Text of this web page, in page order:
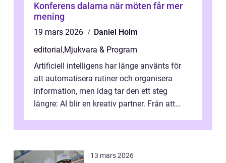
Konferens dalarna när möten får mer
mening
19 mars 2026
Daniel Holm
editorial,Mjukvara & Program
Artificiell intelligens har länge använts för
att automatisera rutiner och organisera
information, men idag tar den ett steg
längre: AI blir en kreativ partner. Från att
13 mars 2026